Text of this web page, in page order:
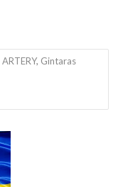
ARTERY, Gintaras